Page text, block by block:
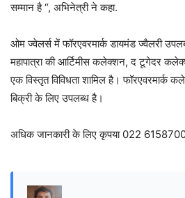
सम्मान है “, अभिनेत्री ने कहा.
ओम ज्वेलर्स में फॉरएवरमार्क डायमंड ज्वैलरी
महापात्रा की आर्टिमीस कलेक्शन, द टूगेदर
एक विस्तृत विविधता शामिल है। फॉरएवरमार्क
बिक्री के लिए उपलब्ध है।
अधिक जानकारी के लिए कृपया 022